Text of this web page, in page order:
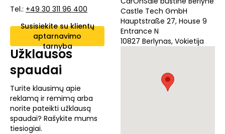
Tel.: +49 30 311 96 400
Susisiekite su klientų
aptarnavimo
tarnyba
Užklausos
spaudai
Turite klausimų apie
reklamą ir rėmimą arba
norite pateikti užklausą
spaudai? Rašykite mums
tiesiogiai.
Castle Tech GmbH
Hauptstraße 27, House 9
Entrance N
10827 Berlynas, Vokietija